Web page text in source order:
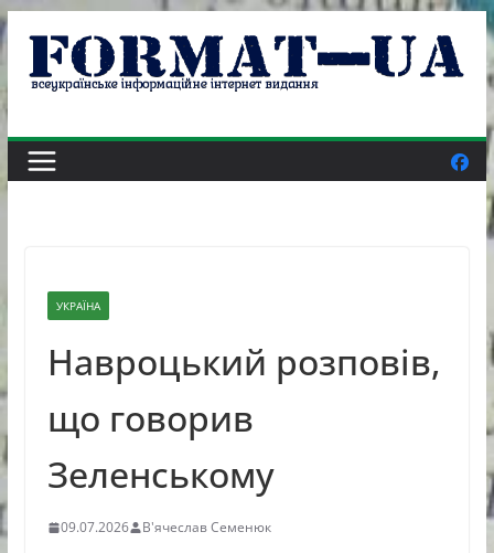
Skip
content
УКРАЇНА
Навроцький розповів,
що говорив
Зеленському
09.07.2026 В'ячеслав Семенюк